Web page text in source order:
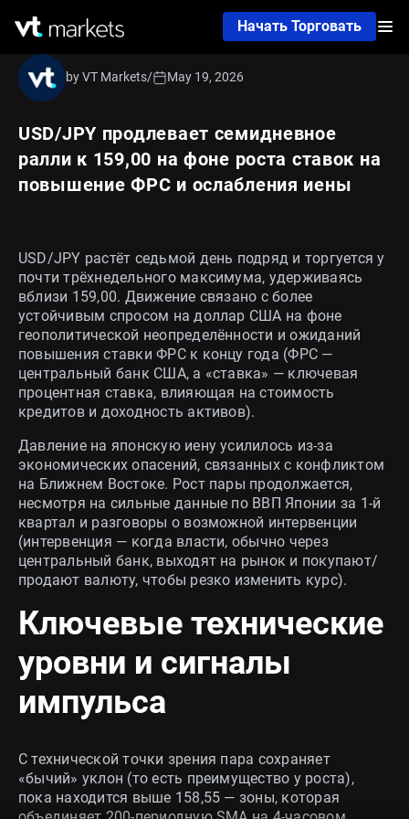
Начать Торговать
USD/JPY продлевает семидневное
ралли к 159,00 на фоне роста ставок на
повышение ФРС и ослабления иены
by VT Markets/ May 19, 2026
USD/JPY растёт седьмой день подряд и торгуется у
почти трёхнедельного максимума, удерживаясь
вблизи 159,00. Движение связано с более
устойчивым спросом на доллар США на фоне
геополитической неопределённости и ожиданий
повышения ставки ФРС к концу года (ФРС —
центральный банк США, а «ставка» — ключевая
процентная ставка, влияющая на стоимость
кредитов и доходность активов).
Давление на японскую иену усилилось из‑за
экономических опасений, связанных с конфликтом
на Ближнем Востоке. Рост пары продолжается,
несмотря на сильные данные по ВВП Японии за 1‑й
квартал и разговоры о возможной интервенции
(интервенция — когда власти, обычно через
центральный банк, выходят на рынок и покупают/
продают валюту, чтобы резко изменить курс).
Ключевые технические
уровни и сигналы
импульса
С технической точки зрения пара сохраняет
«бычий» уклон (то есть преимущество у роста),
пока находится выше 158,55 — зоны, которая